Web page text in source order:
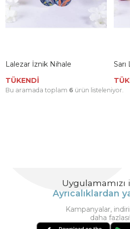
Lalezar İznik Nihale
TÜKENDİ
Bu aramada toplam 6 ürün listeleniyor.
Ayrıcalıklardan
Kampanyalar,
daha fazlası!